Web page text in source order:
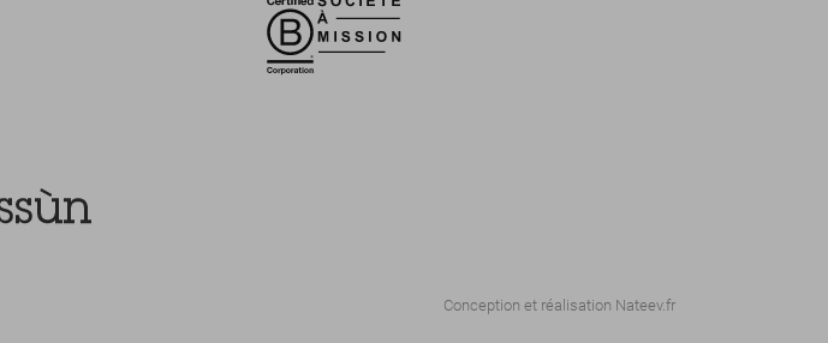
Conception et réalisation Nateev.fr